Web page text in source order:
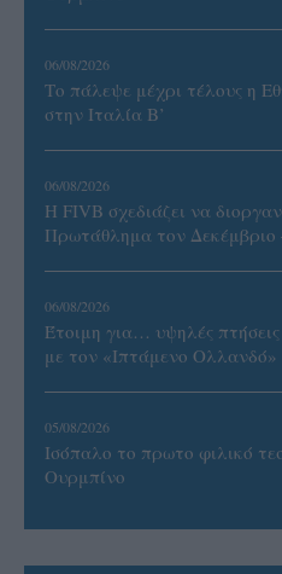
06/08/2026
Το πάλεψε μέχρι τέλους η
στην Ιταλία Β’
06/08/2026
Η FIVB σχεδιάζει να
Πρωτάθλημα τον Δεκέμβριο
06/08/2026
Έτοιμη για… υψηλές
με τον «Ιπτάμενο
05/08/2026
Ισόπαλο το πρωτο φιλικό
Ουρμπίνο